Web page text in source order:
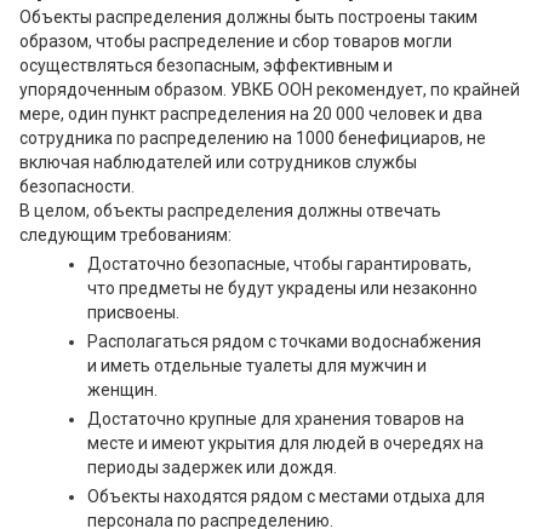
Объекты распределения должны быть построены таким
образом, чтобы распределение и сбор товаров могли
осуществляться безопасным, эффективным и
упорядоченным образом. УВКБ ООН рекомендует, по крайней
мере, один пункт распределения на 20 000 человек и два
сотрудника по распределению на 1000 бенефициаров, не
включая наблюдателей или сотрудников службы
безопасности.
В целом, объекты распределения должны отвечать
следующим требованиям:
Достаточно безопасные, чтобы гарантировать,
что предметы не будут украдены или незаконно
присвоены.
Располагаться рядом с точками водоснабжения
и иметь отдельные туалеты для мужчин и
женщин.
Достаточно крупные для хранения товаров на
месте и имеют укрытия для людей в очередях на
периоды задержек или дождя.
Объекты находятся рядом с местами отдыха для
персонала по распределению.